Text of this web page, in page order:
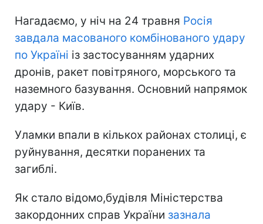
Нагадаємо, у ніч на 24 травня Росія
завдала масованого комбінованого удару
по Україні із застосуванням ударних
дронів, ракет повітряного, морського та
наземного базування. Основний напрямок
удару - Київ.
Уламки впали в кількох районах столиці, є
руйнування, десятки поранених та
загиблі.
Як стало відомо,будівля Міністерства
закордонних справ України зазнала